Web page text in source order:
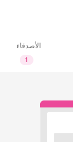
الأصدقاء
1